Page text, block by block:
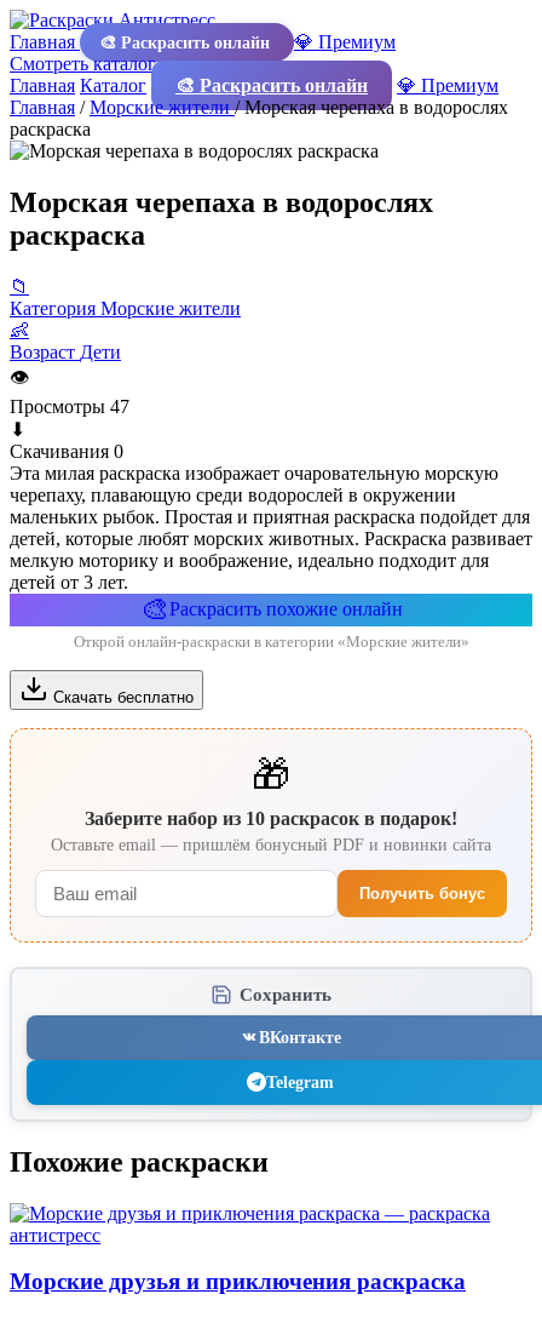
Главная 🎨 Раскрасить онлайн
💎 Премиум
Смотреть каталог
Главная Каталог 🎨 Раскрасить онлайн
💎 Премиум
Главная /Морские жители/Морская черепаха в водорослях
раскраска
Морская черепаха в водорослях
раскраска
📁
Категория Морские жители
👶
Возраст Дети
👁
Просмотры 47
⬇
Скачивания 0
Эта милая раскраска изображает очаровательную морскую
черепаху, плавающую среди водорослей в окружении
маленьких рыбок. Простая и приятная раскраска подойдет для
детей, которые любят морских животных. Раскраска развивает
мелкую моторику и воображение, идеально подходит для
детей от 3 лет.
🎨Раскрасить похожие онлайн
Открой онлайн-раскраски в категории «Морские жители»
Скачать бесплатно
🎁
Заберите набор из 10 раскрасок в подарок!
Оставьте email — пришлём бонусный PDF и новинки сайта
Получить бонус
Сохранить
ВКонтакте
Telegram
Похожие раскраски
Морские друзья и приключения раскраска